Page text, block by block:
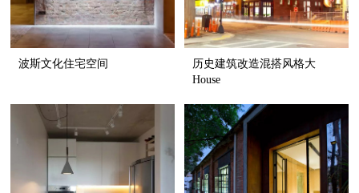
波斯文化住宅空间
历史建筑改造混搭风格大
House